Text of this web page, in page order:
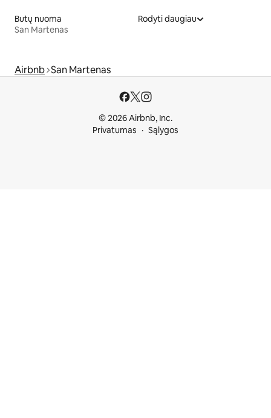
Butų nuoma
San Martenas
Rodyti daugiau
Airbnb San Martenas
© 2026 Airbnb, Inc.
Privatumas
Sąlygos